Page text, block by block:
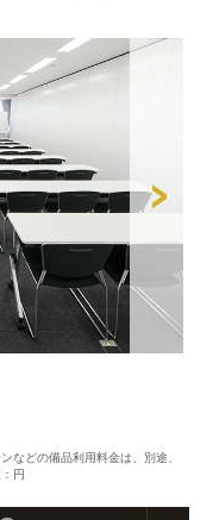
などの備品利用料金は、別途、
円